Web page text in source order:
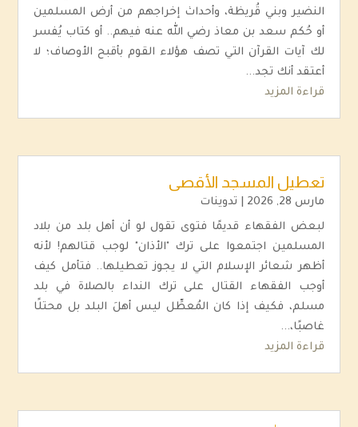
النضير وبني قُريظة، وأحداث إخراجهم من أرض المسلمين
أو حُكم سعد بن معاذ رضي الله عنه فيهم.. أو كتاب يُفسر
لك آيات القرآن التي تصف هؤلاء القوم بأقبح الأوصاف؛ لا
أعتقد أنك تجد...
قراءة المزيد
تعطيل المسجد الأقصى
مارس 28, 2026 تدوينات
لبعض الفقهاء قديمًا فتوى تقول لو أن أهل بلد من بلاد
المسلمين اجتمعوا على ترك "الأذان" لوجب قتالهم! لأنه
أظهر شعائر الإسلام التي لا يجوز تعطيلها.. فتأمل كيف
أوجب الفقهاء القتال على ترك النداء بالصلاة في بلد
مسلم، فكيف إذا كان المُعطِّل ليس أهلَ البلد بل محتلًا
غاصبًا،...
قراءة المزيد